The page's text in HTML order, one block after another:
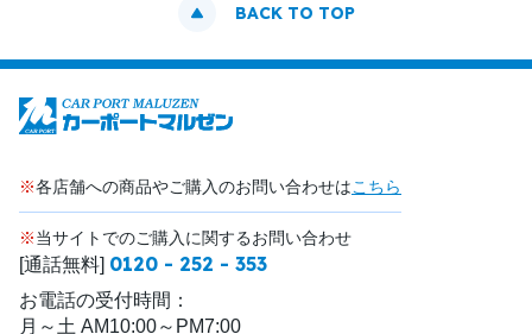
BACK TO TOP
※各店舗への商品やご購入のお問い合わせはこちら
※当サイトでのご購入に関するお問い合わせ
[通話無料] 0120 - 252 - 353
お電話の受付時間：
月～土 AM10:00～PM7:00